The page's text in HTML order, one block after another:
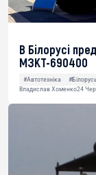
В Білорусі
МЗКТ-690400
#Автотехніка
Владислав Хоменко24